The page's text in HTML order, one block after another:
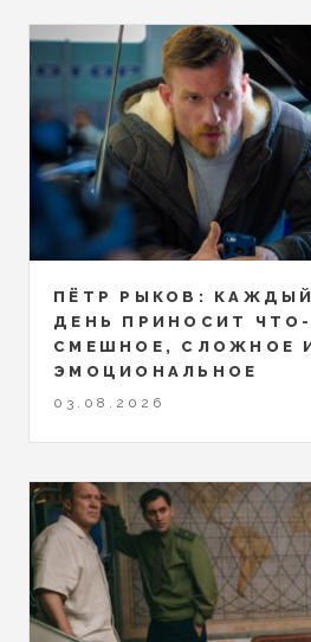
ПЁТР РЫКОВ:
ДЕНЬ ПРИНОСИТ
СМЕШНОЕ, СЛОЖНОЕ
ЭМОЦИОНАЛЬНОЕ
03.08.2026